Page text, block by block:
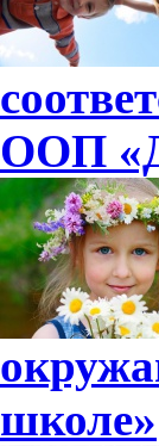
ООП
школе»